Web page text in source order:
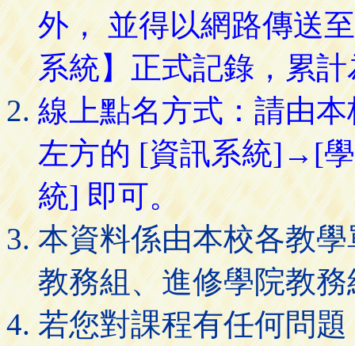
外， 並得以網路傳送
系統】正式記錄，累
線上點名方式：請由
左方的 [資訊系統]→[
統] 即可。
本資料係由本校各教
教務組、進修學院教
若您對課程有任何問